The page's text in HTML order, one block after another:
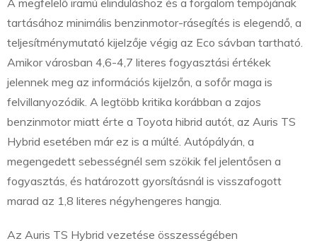
A megfelelő iramú elinduláshoz és a forgalom tempójának
tartásához minimális benzinmotor-rásegítés is elegendő, a
teljesítménymutató kijelzője végig az Eco sávban tartható.
Amikor városban 4,6-4,7 literes fogyasztási értékek
jelennek meg az információs kijelzőn, a sofőr maga is
felvillanyozódik. A legtöbb kritika korábban a zajos
benzinmotor miatt érte a Toyota hibrid autót, az Auris TS
Hybrid esetében már ez is a múlté. Autópályán, a
megengedett sebességnél sem szökik fel jelentősen a
fogyasztás, és határozott gyorsításnál is visszafogott
marad az 1,8 literes négyhengeres hangja.
Az Auris TS Hybrid vezetése összességében